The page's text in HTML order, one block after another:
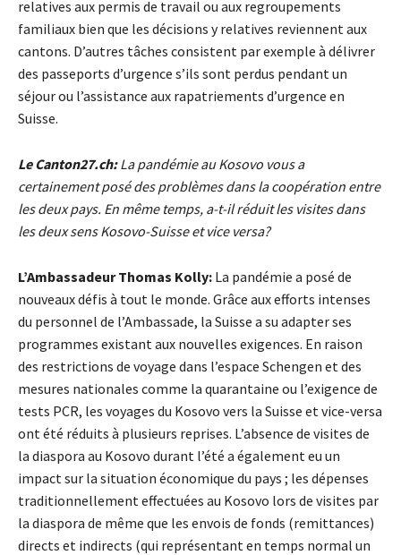
relatives aux permis de travail ou aux regroupements
familiaux bien que les décisions y relatives reviennent aux
cantons. D’autres tâches consistent par exemple à délivrer
des passeports d’urgence s’ils sont perdus pendant un
séjour ou l’assistance aux rapatriements d’urgence en
Suisse.
Le Canton27.ch:La pandémie au Kosovo vous a
certainement posé des problèmes dans la coopération entre
les deux pays. En même temps, a-t-il réduit les visites dans
les deux sens Kosovo-Suisse et vice versa?
L’Ambassadeur Thomas Kolly: La pandémie a posé de
nouveaux défis à tout le monde. Grâce aux efforts intenses
du personnel de l’Ambassade, la Suisse a su adapter ses
programmes existant aux nouvelles exigences. En raison
des restrictions de voyage dans l’espace Schengen et des
mesures nationales comme la quarantaine ou l’exigence de
tests PCR, les voyages du Kosovo vers la Suisse et vice-versa
ont été réduits à plusieurs reprises. L’absence de visites de
la diaspora au Kosovo durant l’été a également eu un
impact sur la situation économique du pays ; les dépenses
traditionnellement effectuées au Kosovo lors de visites par
la diaspora de même que les envois de fonds (remittances)
directs et indirects (qui représentant en temps normal un